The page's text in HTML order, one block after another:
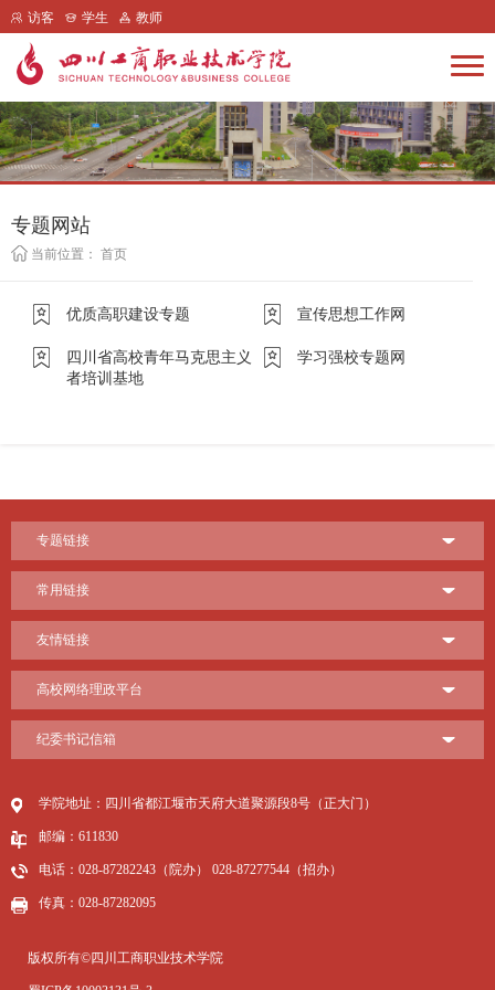
访客 学生 教师
专题网站
当前位置： 首页
优质高职建设专题 宣传思想工作网
四川省高校青年马克思主义
者培训基地
学习强校专题网
专题链接
常用链接
友情链接
高校网络理政平台
纪委书记信箱
学院地址：四川省都江堰市天府大道聚源段8号（正大门）
邮编：611830
电话：028-87282243（院办） 028-87277544（招办）
传真：028-87282095
版权所有©四川工商职业技术学院